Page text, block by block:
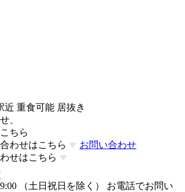
近 重食可能 居抜き
、
ちら
わせはこちら
お問い合わせ
せはこちら
（土日祝日を除く）
お電話でお問い